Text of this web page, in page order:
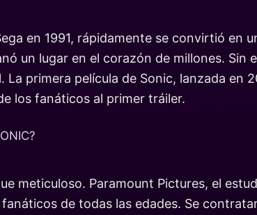
en 1991, rápidamente se convirtió en
un lugar en el corazón de millones. Sin
primera película de Sonic, lanzada
los fanáticos al primer tráiler.
meticuloso. Paramount Pictures, el
de todas las edades. Se